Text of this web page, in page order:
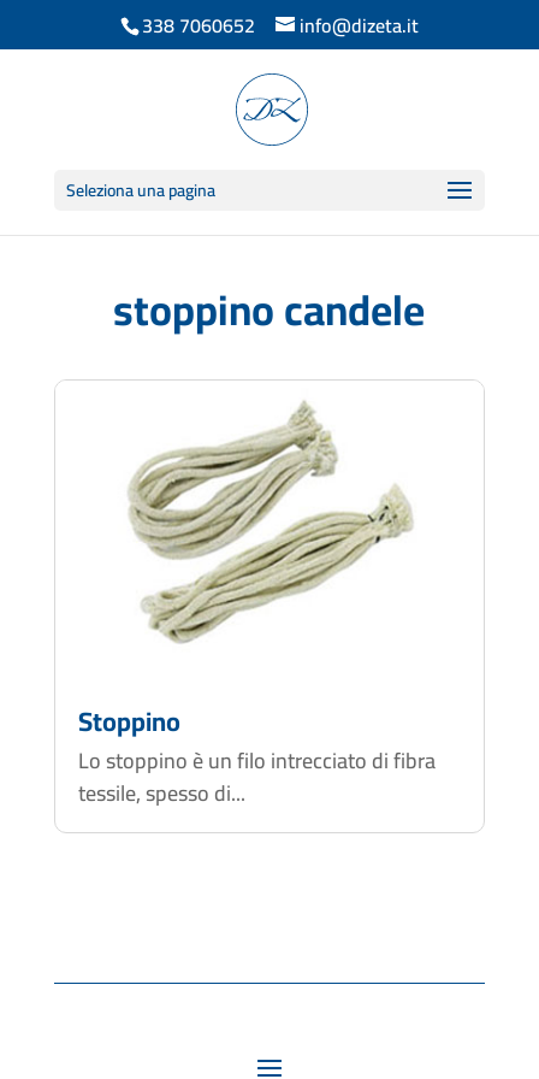
338 7060652 info@dizeta.it
Seleziona una pagina
stoppino candele
Stoppino
Lo stoppino è un filo intrecciato di fibra
tessile, spesso di...